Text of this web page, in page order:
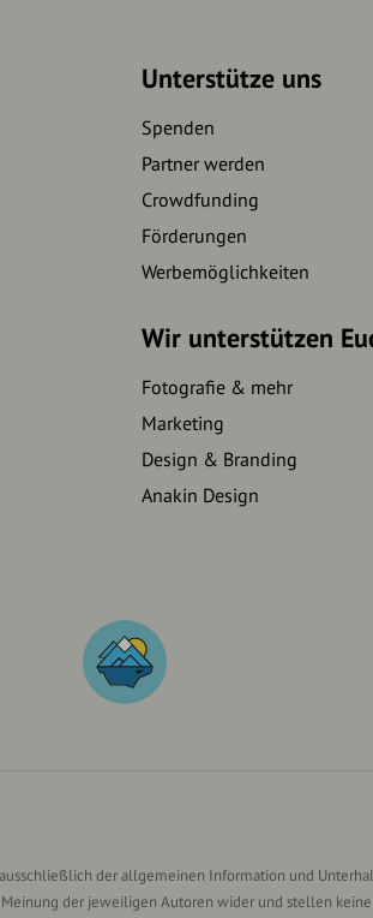
Unterstütze uns
Spenden
Partner werden
Crowdfunding
Förderungen
Werbemöglichkeiten
Wir unterstützen
Fotografie & mehr
Marketing
Design & Branding
Anakin Design
der allgemeinen Information und
der jeweiligen Autoren wider und stellen